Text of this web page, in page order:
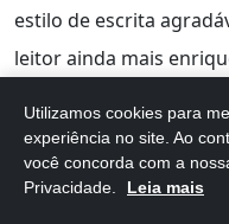
estilo de escrita
leitor ainda mais
Além de proporcionar
vida dos animais,A
a conscientização
Utilizamos cookies para
experiência no site. Ao
você concorda com a
Privacidade.
Leia mais